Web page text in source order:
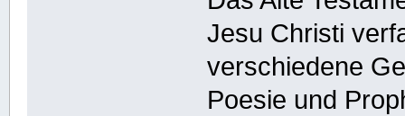
Jesu Christi
verschiedene
Poesie und